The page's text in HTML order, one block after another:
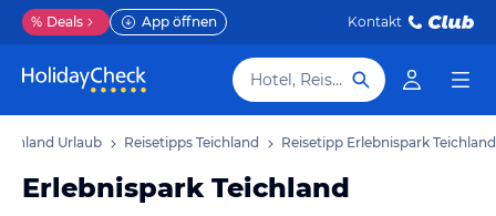
% Deals App öffnen Kontakt
Hotel, Reiseziel
Urlaub Reisetipps Teichland Reisetipp Erlebnispark Teichland
Erlebnispark Teichland